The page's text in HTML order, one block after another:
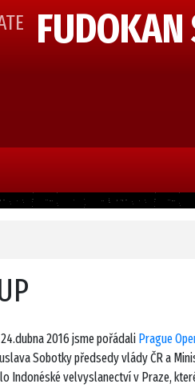
FUDOKAN
2016 jsme pořádali Prague
Sobotky předsedy vlády ČR a
Indonéské velvyslanectví v Praze,